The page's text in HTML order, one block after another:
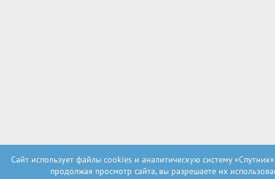
Сайт использует файлы cookies и аналитическую систему
продолжая просмотр сайта, вы разрешаете их